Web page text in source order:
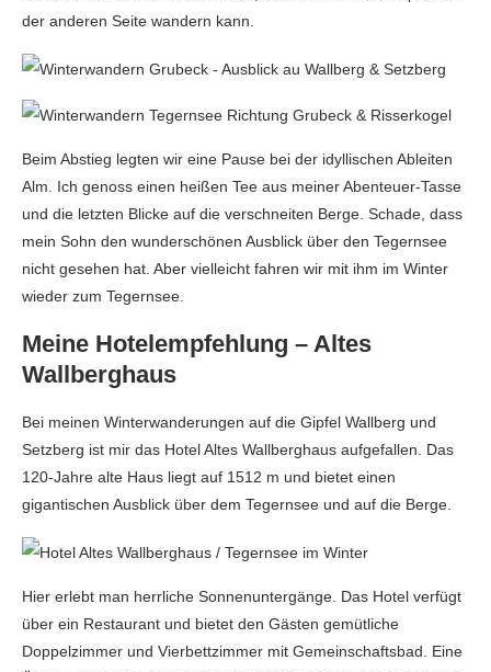
der anderen Seite wandern kann.
Beim Abstieg legten wir eine Pause bei der idyllischen Ableiten
Alm. Ich genoss einen heißen Tee aus meiner Abenteuer-Tasse
und die letzten Blicke auf die verschneiten Berge. Schade, dass
mein Sohn den wunderschönen Ausblick über den Tegernsee
nicht gesehen hat. Aber vielleicht fahren wir mit ihm im Winter
wieder zum Tegernsee.
Meine Hotelempfehlung – Altes
Wallberghaus
Bei meinen Winterwanderungen auf die Gipfel Wallberg und
Setzberg ist mir das Hotel Altes Wallberghaus aufgefallen. Das
120-Jahre alte Haus liegt auf 1512 m und bietet einen
gigantischen Ausblick über dem Tegernsee und auf die Berge.
Hier erlebt man herrliche Sonnenuntergänge. Das Hotel verfügt
über ein Restaurant und bietet den Gästen gemütliche
Doppelzimmer und Vierbettzimmer mit Gemeinschaftsbad. Eine